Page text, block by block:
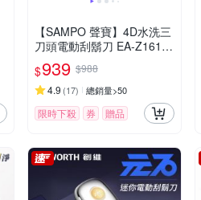
【SAMPO 聲寶】4D水洗三
刀頭電動刮鬍刀 EA-Z1613
WL(電鬍刀/修容刀)
$939 $988
4.9 (17) 總銷量>50
限時下殺 券 贈品